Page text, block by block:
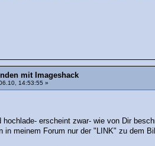
mit Imageshack
14:53:55 »
erscheint zwar- wie von Dir
in meinem Forum nur der "LINK" zu dem